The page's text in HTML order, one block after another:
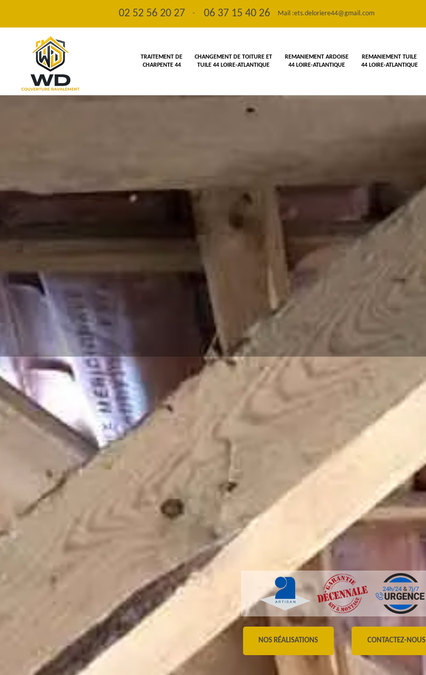
02 52 56 20 27 - 06 37 15 40 26 Mail :ets.deloriere44@gmail.com
TRAITEMENT DE
CHARPENTE 44
CHANGEMENT DE TOITURE ET
TUILE 44 LOIRE-ATLANTIQUE
REMANIEMENT ARDOISE
44 LOIRE-ATLANTIQUE
REMANIEMENT TUILE
44 LOIRE-ATLANTIQUE
NOS RÉALISATIONS CONTACTEZ-NOUS